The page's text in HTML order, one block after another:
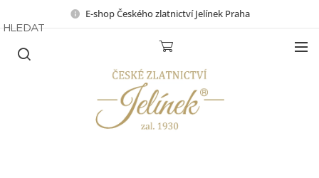
E-shop Českého zlatnictví Jelínek Praha
HLEDAT